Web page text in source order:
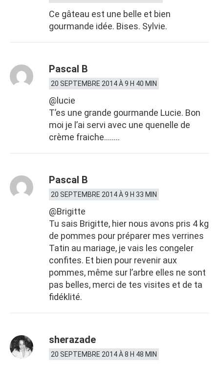
Ce gâteau est une belle et bien
gourmande idée. Bises. Sylvie.
Pascal B
20 SEPTEMBRE 2014 À 9 H 40 MIN
@lucie
T’es une grande gourmande Lucie. Bon
moi je l’ai servi avec une quenelle de
crème fraiche……..
Pascal B
20 SEPTEMBRE 2014 À 9 H 33 MIN
@Brigitte
Tu sais Brigitte, hier nous avons pris 4 kg
de pommes pour préparer mes verrines
Tatin au mariage, je vais les congeler
confites. Et bien pour revenir aux
pommes, même sur l’arbre elles ne sont
pas belles, merci de tes visites et de ta
fidéklité.
sherazade
20 SEPTEMBRE 2014 À 8 H 48 MIN